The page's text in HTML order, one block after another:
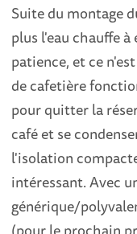
Suite du montage
plus l'eau chauffe
patience, et ce
de cafetière
pour quitter la
café et se
l'isolation
intéressant. Avec
générique/